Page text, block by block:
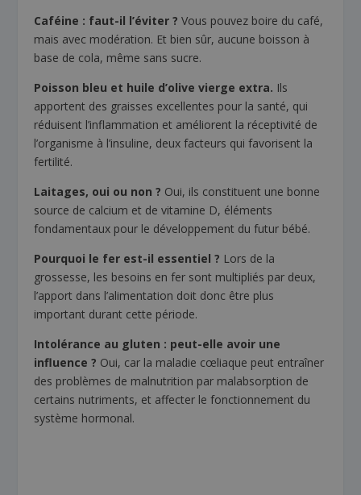
Caféine : faut-il l’éviter ? Vous pouvez boire du café,
mais avec modération. Et bien sûr, aucune boisson à
base de cola, même sans sucre.
Poisson bleu et huile d’olive vierge extra. Ils
apportent des graisses excellentes pour la santé, qui
réduisent l’inflammation et améliorent la réceptivité de
l’organisme à l’insuline, deux facteurs qui favorisent la
fertilité.
Laitages, oui ou non ? Oui, ils constituent une bonne
source de calcium et de vitamine D, éléments
fondamentaux pour le développement du futur bébé.
Pourquoi le fer est-il essentiel ? Lors de la
grossesse, les besoins en fer sont multipliés par deux,
l’apport dans l’alimentation doit donc être plus
important durant cette période.
Intolérance au gluten : peut-elle avoir une
influence ? Oui, car la maladie cœliaque peut entraîner
des problèmes de malnutrition par malabsorption de
certains nutriments, et affecter le fonctionnement du
système hormonal.